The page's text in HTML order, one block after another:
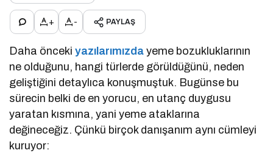
+ - PAYLAŞ
Daha öncekiyazılarımızda yeme bozukluklarının
ne olduğunu, hangi türlerde görüldüğünü, neden
geliştiğini detaylıca konuşmuştuk. Bugünse bu
sürecin belki de en yorucu, en utanç duygusu
yaratan kısmına, yani yeme ataklarına
değineceğiz. Çünkü birçok danışanım aynı cümleyi
kuruyor: